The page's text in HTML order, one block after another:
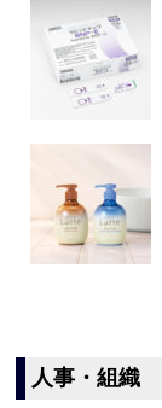
人事・組織